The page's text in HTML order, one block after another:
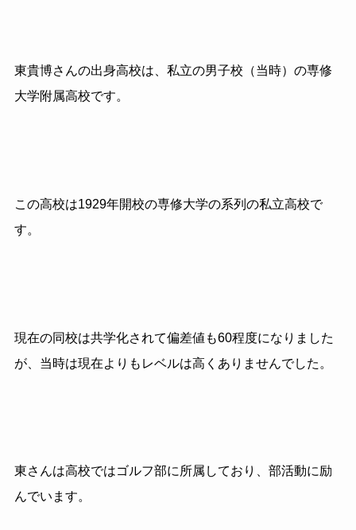
東貴博さんの出身高校は、私立の男子校（当時）の専修
大学附属高校です。
この高校は1929年開校の専修大学の系列の私立高校で
す。
現在の同校は共学化されて偏差値も60程度になりました
が、 当時は現在よりもレベルは高くありませんでした。
東さんは高校ではゴルフ部に所属しており、部活動に励
んでいます。